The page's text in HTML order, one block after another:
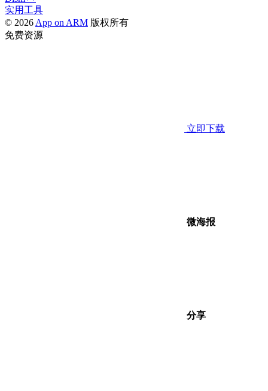
实用工具
© 2026 App on ARM 版权所有
免费资源
立即下载
微海报
分享